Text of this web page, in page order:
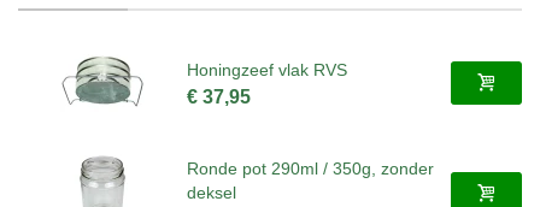
Honingzeef vlak RVS
€ 37,95
Ronde pot 290ml / 350g, zonder
deksel